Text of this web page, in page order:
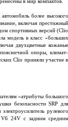
в мир компактов.
более высокого
включая престижный
спортивных версий (Clio
модель в класс «больших
двухцветные кожаные
опоры, климат-
Clio приняли участие в
«атрибуты большого
безопасности SRP для
рулевого
24V с задним средним